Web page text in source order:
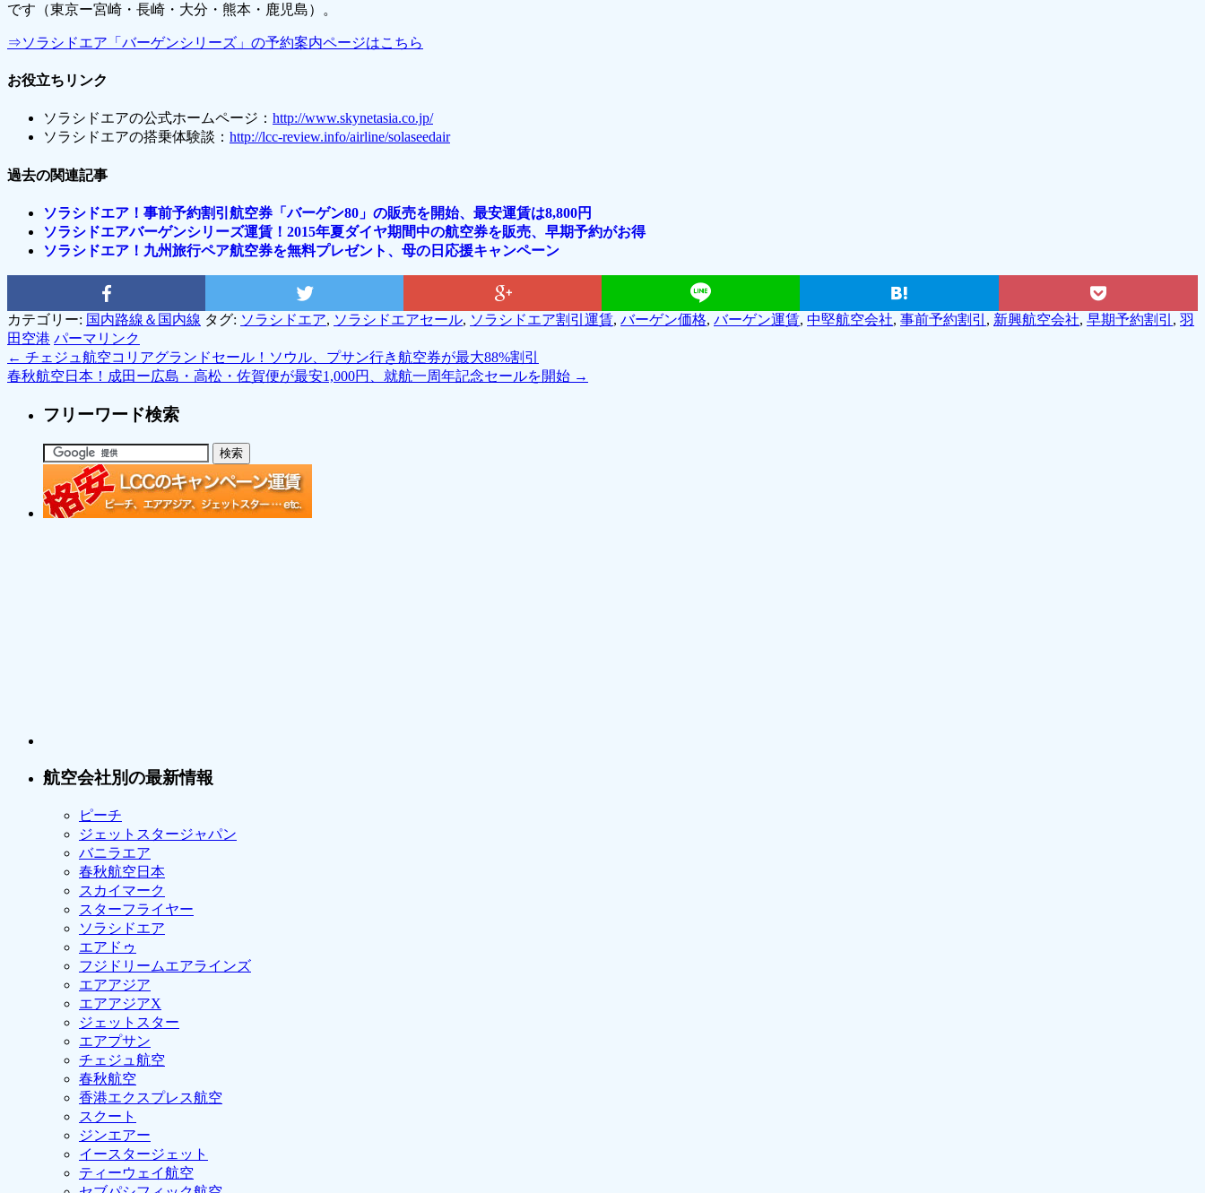
です（東京ー宮崎・長崎・大分・熊本・鹿児島）。
⇒ソラシドエア「バーゲンシリーズ」の予約案内ページはこちら
お役立ちリンク
ソラシドエアの公式ホームページ： http://www.skynetasia.co.jp/
ソラシドエアの搭乗体験談： http://lcc-review.info/airline/solaseedair
過去の関連記事
ソラシドエア！事前予約割引航空券「バーゲン80」の販売を開始、最安運賃は8,800円
ソラシドエアバーゲンシリーズ運賃！2015年夏ダイヤ期間中の航空券を販売、早期予約がお得
ソラシドエア！九州旅行ペア航空券を無料プレゼント、母の日応援キャンペーン
カテゴリー: 国内路線＆国内線 タグ: ソラシドエア, ソラシドエアセール, ソラシドエア割引運賃, バーゲン価格, バーゲン運賃, 中堅航空会社, 事前予約割引 , 新興航空会社, 早期予約割引 , 羽
田空港 パーマリンク
← チェジュ航空コリアグランドセール！ソウル、プサン行き航空券が最大88%割引
春秋航空日本！成田ー広島・高松・佐賀便が最安1,000円、就航一周年記念セールを開始 →
フリーワード検索
航空会社別の最新情報
ピーチ
ジェットスタージャパン
バニラエア
春秋航空日本
スカイマーク
スターフライヤー
ソラシドエア
エアドゥ
フジドリームエアラインズ
エアアジア
エアアジアX
ジェットスター
エアプサン
チェジュ航空
春秋航空
香港エクスプレス航空
スクート
ジンエアー
イースタージェット
ティーウェイ航空